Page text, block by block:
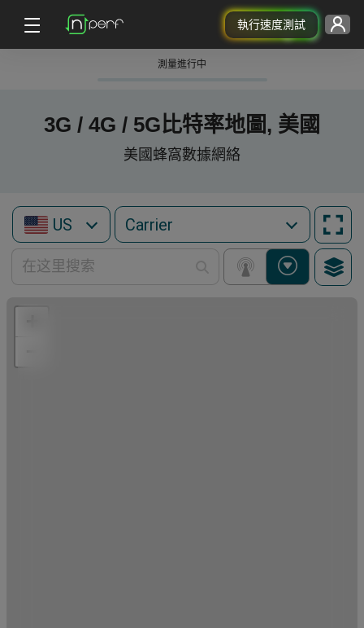
執行速度測試
測量進行中
3G / 4G / 5G比特率地圖, 美國
美國蜂窩數據網絡
US